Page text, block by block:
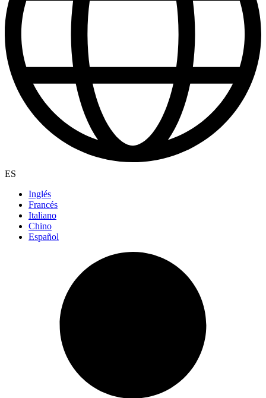
ES
Inglés
Francés
Italiano
Chino
Español